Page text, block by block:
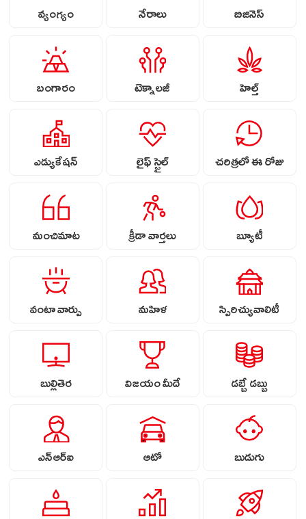
వ్యంగ్యం నేరాలు బిజినెస్
బంగారం టెక్నాలజీ హెల్త్
ఎడ్యుకేషన్ లైఫ్ స్టైల్ చరిత్రలో ఈ రోజు
మంచిమాట క్రీడా వార్తలు బ్యూటీ
వంటా వార్పు మహిళ స్పిరిచ్యువాలిటీ
బుల్లితెర విజయం మీదే డబ్బే డబ్బు
ఎన్ఆర్ఐ ఆటో బుడుగు